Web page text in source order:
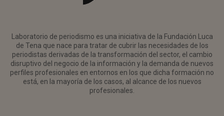
Laboratorio de periodismo es una iniciativa de la Fundación Luca
de Tena que nace para tratar de cubrir las necesidades de los
periodistas derivadas de la transformación del sector, el cambio
disruptivo del negocio de la información y la demanda de nuevos
perfiles profesionales en entornos en los que dicha formación no
está, en la mayoría de los casos, al alcance de los nuevos
profesionales.